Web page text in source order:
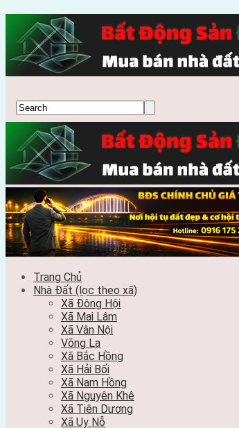
Trang Chủ
Nhà Đất (lọc theo xã)
Xã Đông Hội
Xã Mai Lâm
Xã Vân Nội
Võng La
Xã Bắc Hồng
Xã Hải Bối
Xã Nam Hồng
Xã Nguyên Khê
Xã Tiên Dương
Xã Uy Nỗ